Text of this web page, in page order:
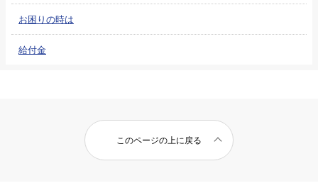
お困りの時は
給付金
このページの上に戻る